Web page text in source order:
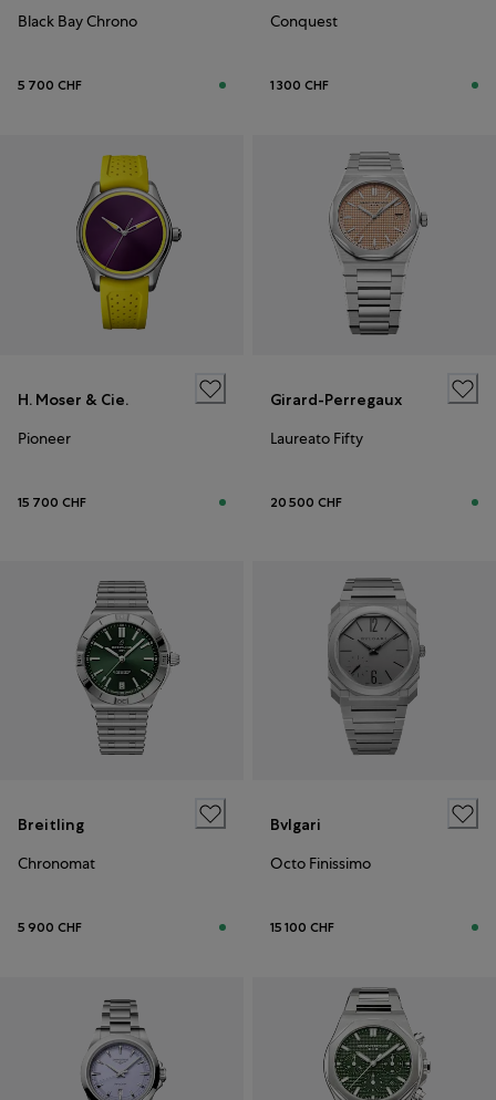
Black Bay Chrono
5 700 CHF
Conquest
1 300 CHF
H. Moser & Cie.
Pioneer
15 700 CHF
Girard-Perregaux
Laureato Fifty
20 500 CHF
Breitling
Chronomat
5 900 CHF
Bvlgari
Octo Finissimo
15 100 CHF